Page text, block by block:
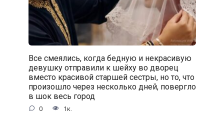
Все смеялись, когда бедную и некрасивую
девушку отправили к шейху во дворец
вместо красивой старшей сестры, но то, что
произошло через несколько дней, повергло
в шок весь город
0 1к.